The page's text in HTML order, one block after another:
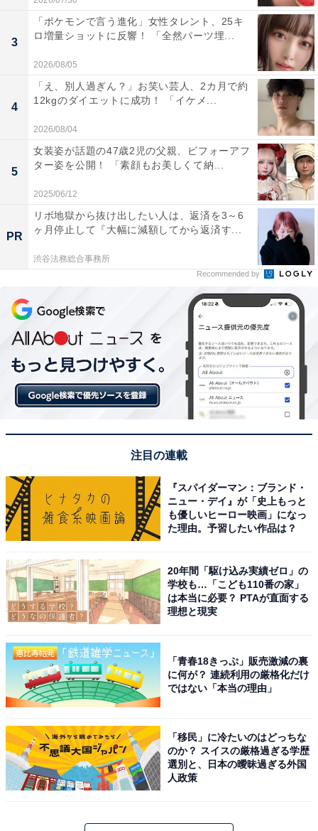
3
「ポケモンで言う進化」女性タレント、25キ
ロ増量ショットに反響！ 「全然パーツ埋...
2026/08/05
4
「え、別人過ぎん？」お笑い芸人、2カ月で約
12kgのダイエットに成功！ 「イケメ...
2026/08/04
5
女装姿が話題の47歳2児の父親、ビフォーアフ
ター姿を公開！ 「素顔もお美しくて納...
2025/06/12
PR
リボ地獄から抜け出したい人は、返済を3～6
ヶ月停止して『大幅に減額してから返済す...
渋谷法務総合事務所
Recommended by
注目の連載
『スパイダーマン：ブランド・
ニュー・デイ』が「史上もっと
も優しいヒーロー映画」になっ
た理由。予習したい作品は？
20年間「駆け込み実績ゼロ」の
学校も…「こども110番の家」
は本当に必要？ PTAが直面する
理想と現実
「青春18きっぷ」販売激減の裏
に何が？ 連続利用の厳格化だけ
ではない「本当の理由」
「移民」に冷たいのはどっちな
のか？ スイスの厳格過ぎる学歴
選別と、日本の曖昧過ぎる外国
人政策